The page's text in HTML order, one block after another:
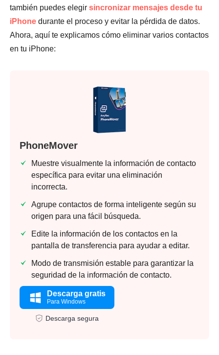
también puedes elegir sincronizar mensajes desde tu
iPhone durante el proceso y evitar la pérdida de datos.
Ahora, aquí te explicamos cómo eliminar varios contactos
en tu iPhone:
PhoneMover
Muestre visualmente la información de contacto
específica para evitar una eliminación
incorrecta.
Agrupe contactos de forma inteligente según su
origen para una fácil búsqueda.
Edite la información de los contactos en la
pantalla de transferencia para ayudar a editar.
Modo de transmisión estable para garantizar la
seguridad de la información de contacto.
Descarga gratis
Para Windows
Descarga segura